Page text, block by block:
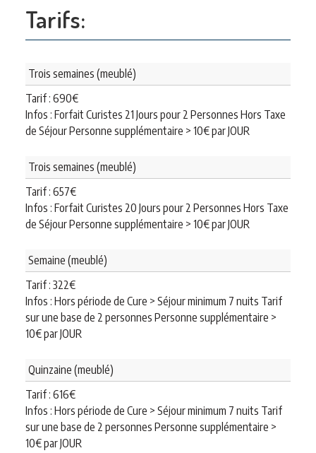
Tarifs:
Trois semaines (meublé)
Tarif : 690€
Infos : Forfait Curistes 21 Jours pour 2 Personnes Hors Taxe
de Séjour Personne supplémentaire > 10€ par JOUR
Trois semaines (meublé)
Tarif : 657€
Infos : Forfait Curistes 20 Jours pour 2 Personnes Hors Taxe
de Séjour Personne supplémentaire > 10€ par JOUR
Semaine (meublé)
Tarif : 322€
Infos : Hors période de Cure > Séjour minimum 7 nuits Tarif
sur une base de 2 personnes Personne supplémentaire >
10€ par JOUR
Quinzaine (meublé)
Tarif : 616€
Infos : Hors période de Cure > Séjour minimum 7 nuits Tarif
sur une base de 2 personnes Personne supplémentaire >
10€ par JOUR